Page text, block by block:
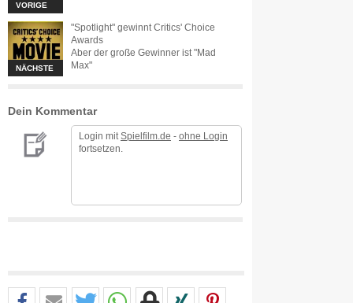
VORIGE
NÄCHSTE
"Spotlight" gewinnt Critics' Choice
Awards
Aber der große Gewinner ist "Mad
Max"
Dein Kommentar
Login mit Spielfilm.de - ohne Login
fortsetzen.